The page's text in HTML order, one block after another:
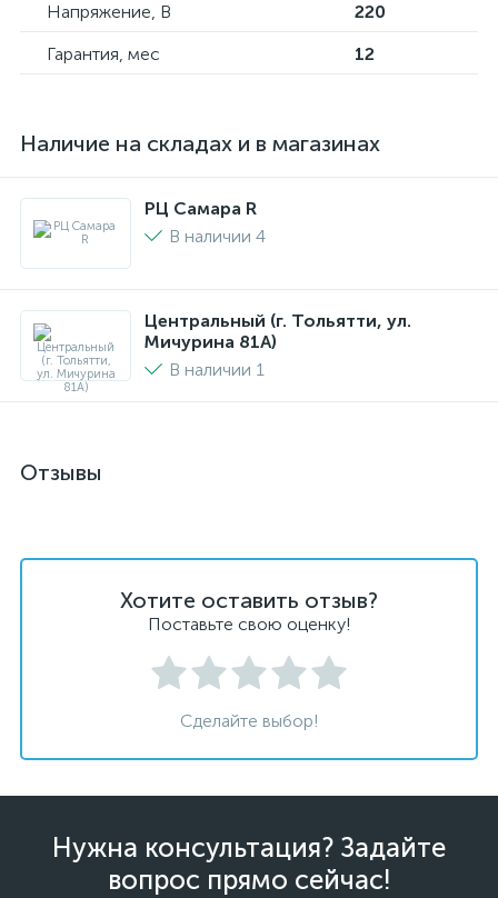
Напряжение, В
220
Гарантия, мес
12
Наличие на складах и в магазинах
РЦ Самара R
В наличии 4
Центральный (г. Тольятти, ул.
Мичурина 81А)
В наличии 1
Отзывы
Хотите оставить отзыв?
Поставьте свою оценку!
Сделайте выбор!
Нужна консультация? Задайте
вопрос прямо сейчас!